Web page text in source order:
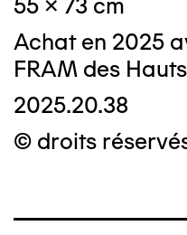
55 x 73 cm
Achat en 2025
FRAM des
2025.20.38
© droits